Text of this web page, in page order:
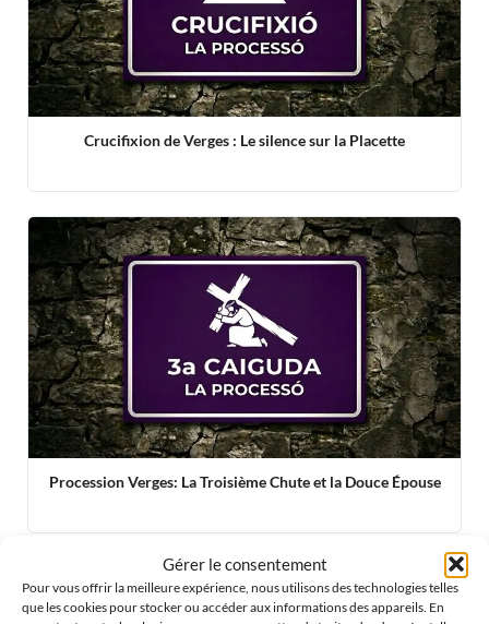
Gérer le consentement
Pour vous offrir la meilleure expérience, nous utilisons des technologies telles
que les cookies pour stocker ou accéder aux informations des appareils. En
Crucifixion de Verges : Le silence sur la Placette
Procession Verges: La Troisième Chute et la Douce Épouse